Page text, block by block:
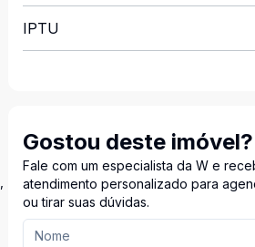
IPTU
Gostou deste imóvel?
Fale com um especialista da W e
atendimento personalizado para
ou tirar suas dúvidas.